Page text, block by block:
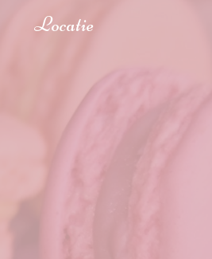
Locatie